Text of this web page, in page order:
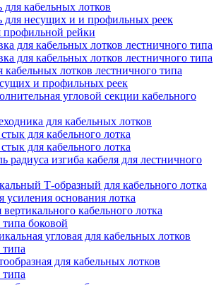
кабельных лотков
для несущих и и профильных реек
профильной рейки
для кабельных лотков лестничного типа
для кабельных лотков лестничного типа
кабельных лотков лестничного типа
и профильных реек
угловой секции кабельного
для кабельных лотков
для кабельного лотка
для кабельного лотка
радиуса изгиба кабеля для лестничного
Т-образный для кабельного лотка
усиления основания лотка
кабельного лотка
боковой
угловая для кабельных лотков
типа
для кабельных лотков
типа